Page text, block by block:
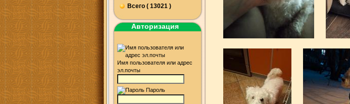
Всего ( 13021 )
Авторизация
Имя пользователя или адрес
эл.почты
Пароль